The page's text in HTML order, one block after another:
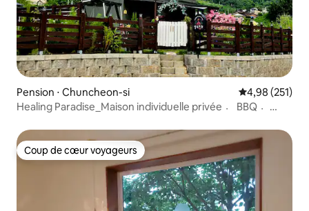
Pension ⋅ Chuncheon-si Évaluation
4,98 (251)
Healing Paradise_Maison individuelle privée 〮 BBQ 〮
minutes de Chuncheon IC
Coup de cœur voyageurs
Coup de cœur voyageurs